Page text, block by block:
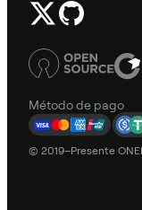
Método de pago
© 2019–Presente